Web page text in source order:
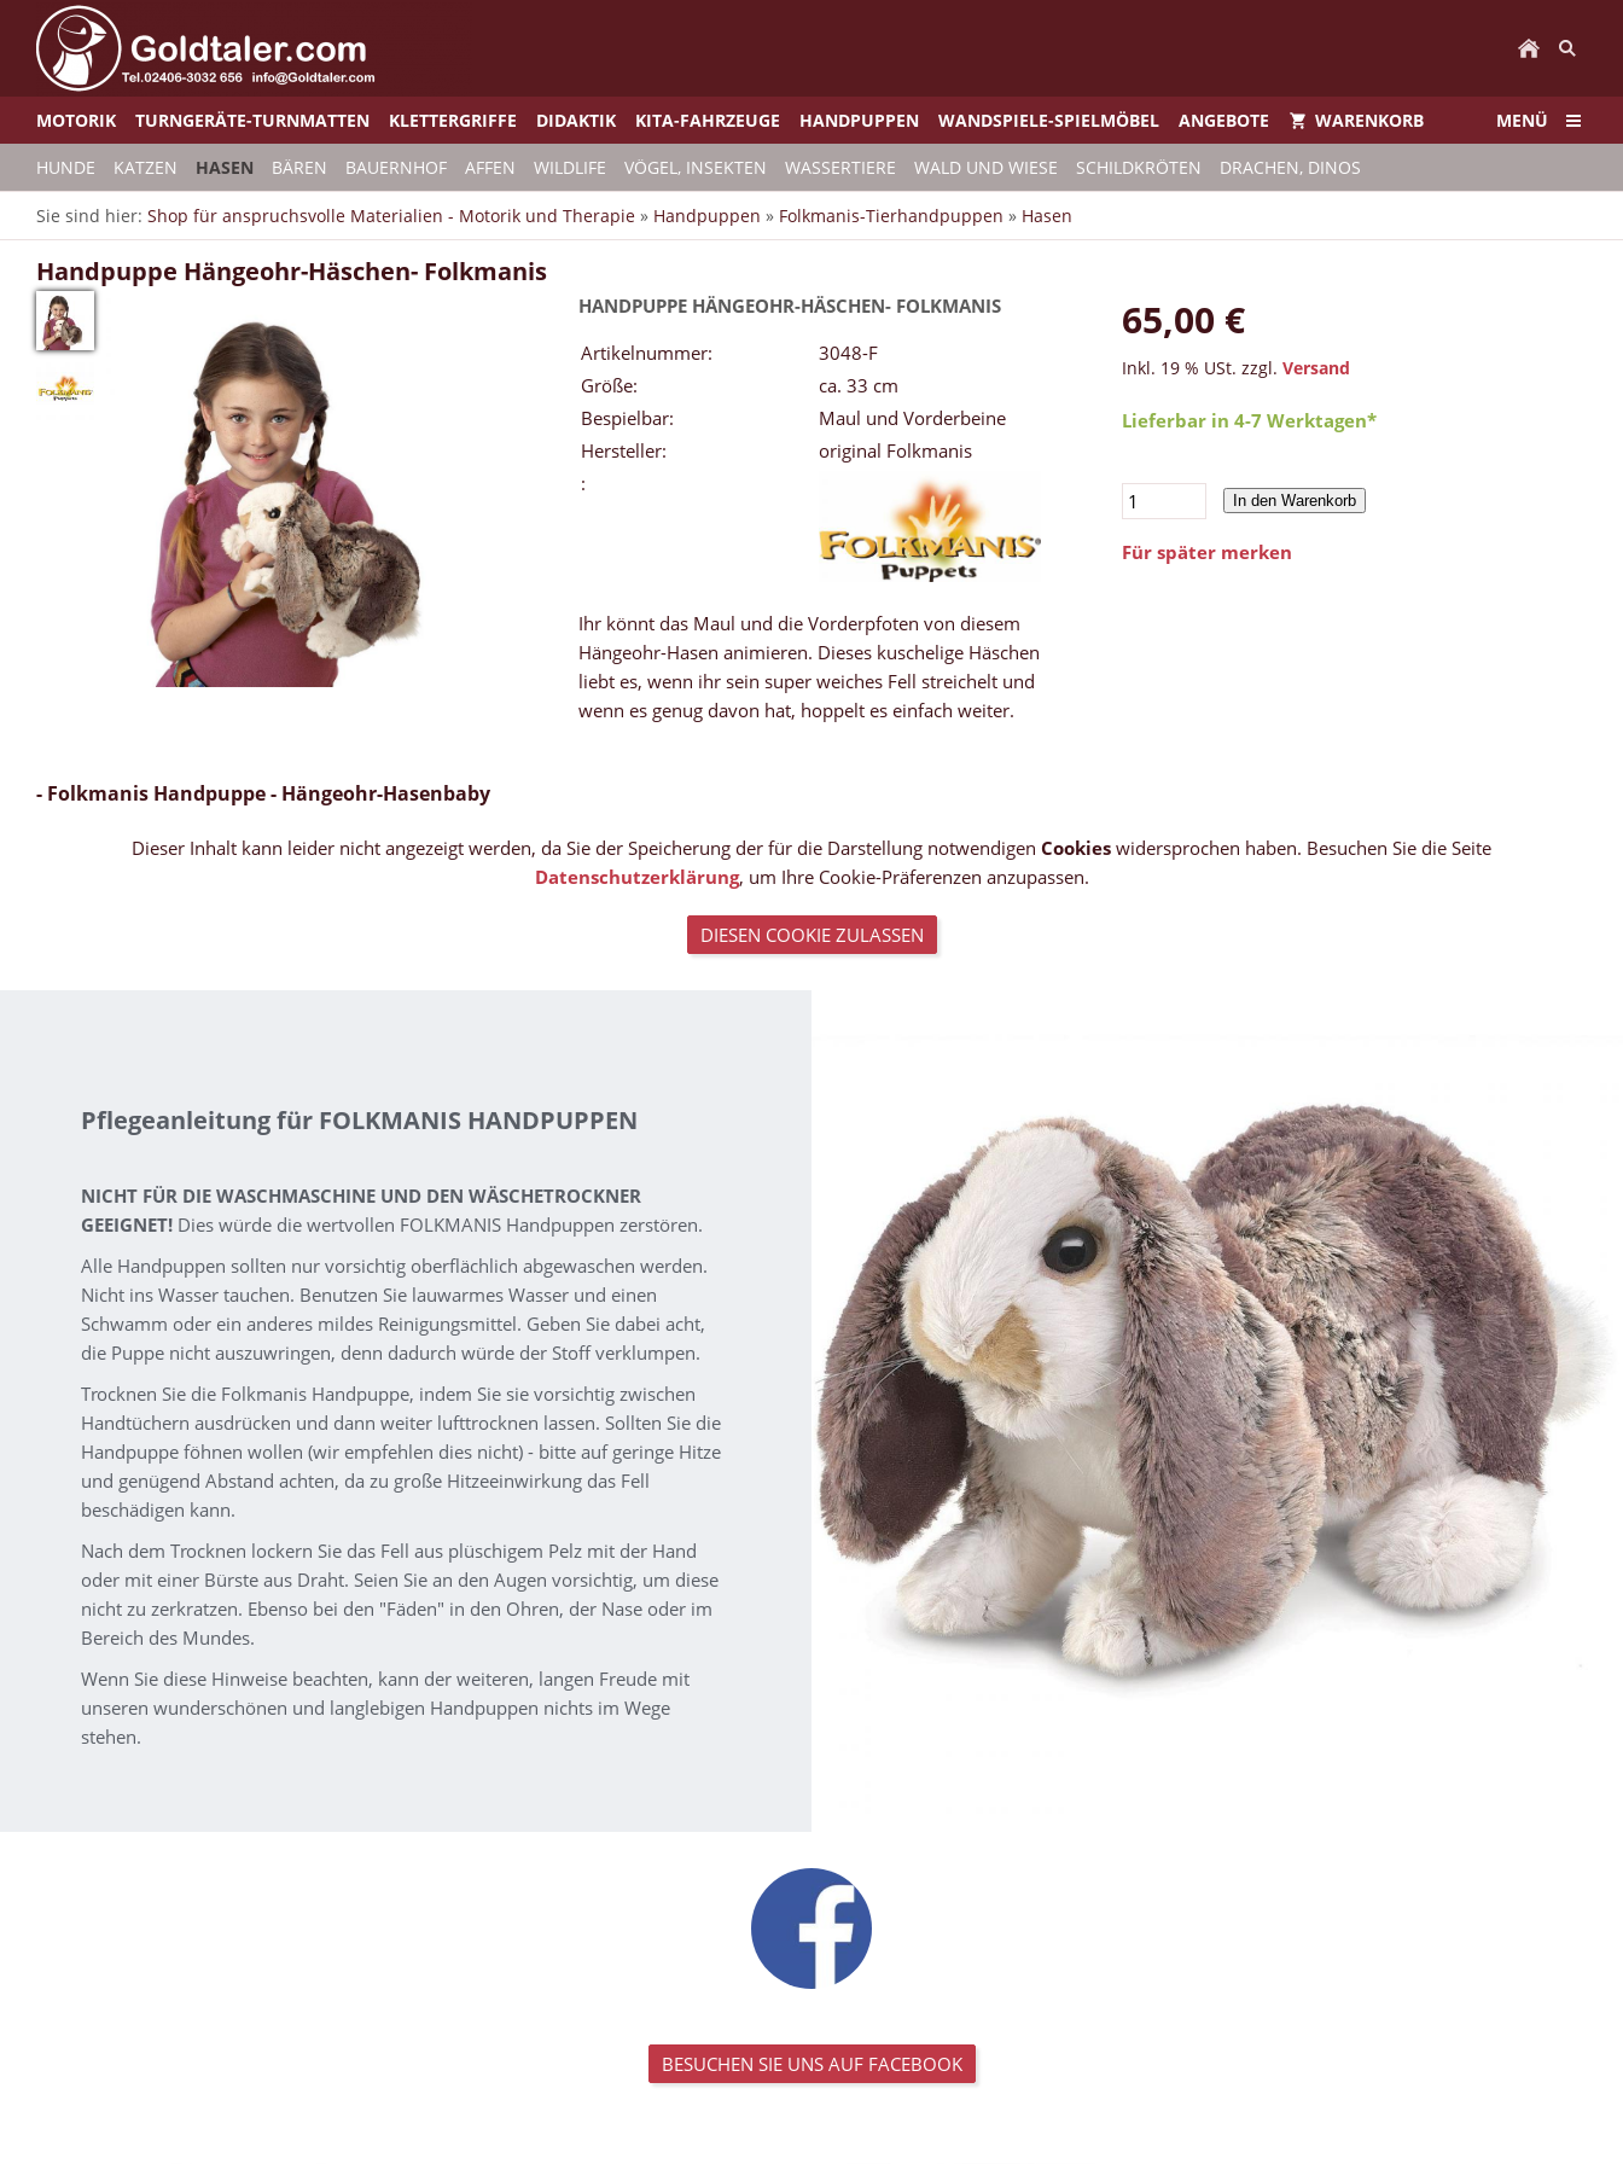
MOTORIK TURNGERÄTE-TURNMATTEN KLETTERGRIFFE DIDAKTIK KITA-FAHRZEUGE HANDPUPPEN WANDSPIELE-SPIELMÖBEL ANGEBOTE WARENKORB MENÜ
HUNDE KATZEN HASEN BÄREN BAUERNHOF AFFEN WILDLIFE VÖGEL, INSEKTEN WASSERTIERE WALD UND WIESE SCHILDKRÖTEN DRACHEN, DINOS
Sie sind hier: Shop für anspruchsvolle Materialien - Motorik und Therapie » Handpuppen » Folkmanis-Tierhandpuppen » Hasen
Handpuppe Hängeohr-Häschen- Folkmanis
HANDPUPPE HÄNGEOHR-HÄSCHEN- FOLKMANIS
Artikelnummer:
3048-F
Größe:
ca. 33 cm
Bespielbar:
Maul und Vorderbeine
Hersteller:
original Folkmanis
:
Ihr könnt das Maul und die Vorderpfoten von diesem
Hängeohr-Hasen animieren. Dieses kuschelige Häschen
liebt es, wenn ihr sein super weiches Fell streichelt und
wenn es genug davon hat, hoppelt es einfach weiter.
65,00 €
Inkl. 19 % USt. zzgl. Versand
Lieferbar in 4-7 Werktagen*
In den Warenkorb
Für später merken
- Folkmanis Handpuppe - Hängeohr-Hasenbaby
Dieser Inhalt kann leider nicht angezeigt werden, da Sie der Speicherung der für die Darstellung notwendigen Cookies widersprochen haben. Besuchen Sie die Seite
Datenschutzerklärung, um Ihre Cookie-Präferenzen anzupassen.
DIESEN COOKIE ZULASSEN
Pflegeanleitung für FOLKMANIS HANDPUPPEN
NICHT FÜR DIE WASCHMASCHINE UND DEN WÄSCHETROCKNER
GEEIGNET! Dies würde die wertvollen FOLKMANIS Handpuppen zerstören.
Alle Handpuppen sollten nur vorsichtig oberflächlich abgewaschen werden.
Nicht ins Wasser tauchen. Benutzen Sie lauwarmes Wasser und einen
Schwamm oder ein anderes mildes Reinigungsmittel. Geben Sie dabei acht,
die Puppe nicht auszuwringen, denn dadurch würde der Stoff verklumpen.
Trocknen Sie die Folkmanis Handpuppe, indem Sie sie vorsichtig zwischen
Handtüchern ausdrücken und dann weiter lufttrocknen lassen. Sollten Sie die
Handpuppe föhnen wollen (wir empfehlen dies nicht) - bitte auf geringe Hitze
und genügend Abstand achten, da zu große Hitzeeinwirkung das Fell
beschädigen kann.
Nach dem Trocknen lockern Sie das Fell aus plüschigem Pelz mit der Hand
oder mit einer Bürste aus Draht. Seien Sie an den Augen vorsichtig, um diese
nicht zu zerkratzen. Ebenso bei den "Fäden" in den Ohren, der Nase oder im
Bereich des Mundes.
Wenn Sie diese Hinweise beachten, kann der weiteren, langen Freude mit
unseren wunderschönen und langlebigen Handpuppen nichts im Wege
stehen.
BESUCHEN SIE UNS AUF FACEBOOK